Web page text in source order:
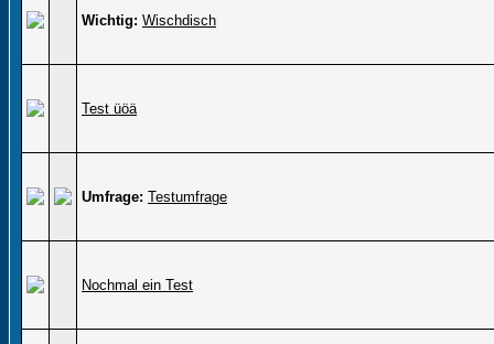
Wichtig: Wischdisch
Test üöä
Umfrage: Testumfrage
Nochmal ein Test